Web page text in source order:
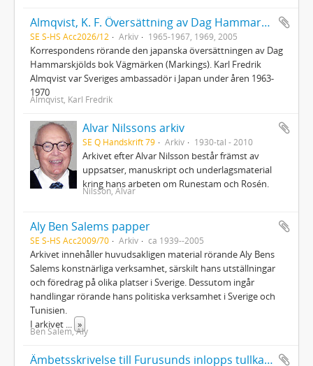
Almqvist, K. F. Översättning av Dag Hammarskjölds bok Vägmärken
SE S-HS Acc2026/12 Arkiv 1965-1967, 1969, 2005
Korrespondens rörande den japanska översättningen av Dag
Hammarskjölds bok Vägmärken (Markings). Karl Fredrik
Almqvist var Sveriges ambassadör i Japan under åren 1963-
1970
Almqvist, Karl Fredrik
Alvar Nilssons arkiv
SE Q Handskrift 79 Arkiv 1930-tal - 2010
Arkivet efter Alvar Nilsson består främst av
uppsatser, manuskript och underlagsmaterial
kring hans arbeten om Runestam och Rosén.
Nilsson, Alvar
Aly Ben Salems papper
SE S-HS Acc2009/70 Arkiv ca 1939--2005
Arkivet innehåller huvudsakligen material rörande Aly Bens
Salems konstnärliga verksamhet, särskilt hans utställningar
och föredrag på olika platser i Sverige. Dessutom ingår
handlingar rörande hans politiska verksamhet i Sverige och
Tunisien.
I arkivet
»
Ben Salem, Aly
Ämbetsskrivelse till Furusunds inlopps tullkammare : från Landskansliet i Stockholm 1843